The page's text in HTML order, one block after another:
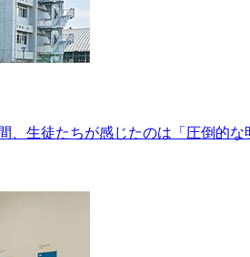
、生徒たちが感じたのは「圧倒的